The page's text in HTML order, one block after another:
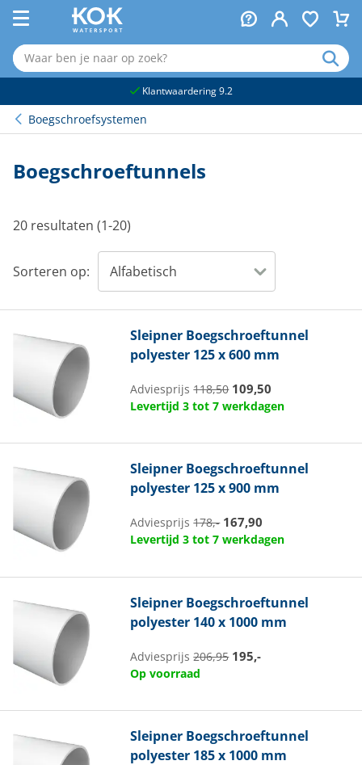
Klantwaardering 9.2
Boegschroefsystemen
Boegschroeftunnels
20 resultaten (1-20)
Sorteren op:
Sleipner Boegschroeftunnel
polyester 125 x 600 mm
Adviesprijs118,50 109,50
Levertijd 3 tot 7 werkdagen
Sleipner Boegschroeftunnel
polyester 125 x 900 mm
Adviesprijs178,- 167,90
Levertijd 3 tot 7 werkdagen
Sleipner Boegschroeftunnel
polyester 140 x 1000 mm
Adviesprijs206,95 195,-
Op voorraad
Sleipner Boegschroeftunnel
polyester 185 x 1000 mm